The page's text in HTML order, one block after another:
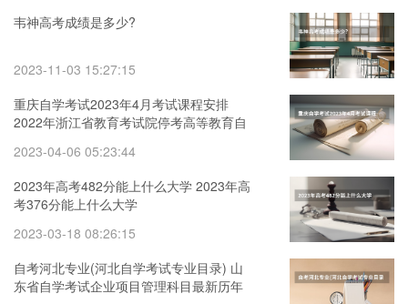
韦神高考成绩是多少?
2023-11-03 15:27:15
重庆自学考试2023年4月考试课程安排
2022年浙江省教育考试院停考高等教育自
2023-04-06 05:23:44
2023年高考482分能上什么大学 2023年高
考376分能上什么大学
2023-03-18 08:26:15
自考河北专业(河北自学考试专业目录) 山
东省自学考试企业项目管理科目最新历年